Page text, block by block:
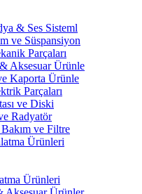
& Ses Sisteml
ve Süspansiyon
Parçaları
Aksesuar Ürünle
Kaporta Ürünle
Parçaları
ve Diski
Radyatör
ve Filtre
Ürünleri
Ürünleri